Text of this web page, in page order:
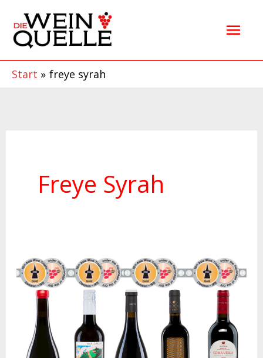
Inhalt
springen
Start freye syrah
Freye Syrah
»10th
Asia
Wine
Trophy
2022«